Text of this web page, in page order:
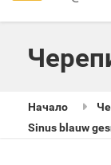
Начало
Sinus blauw